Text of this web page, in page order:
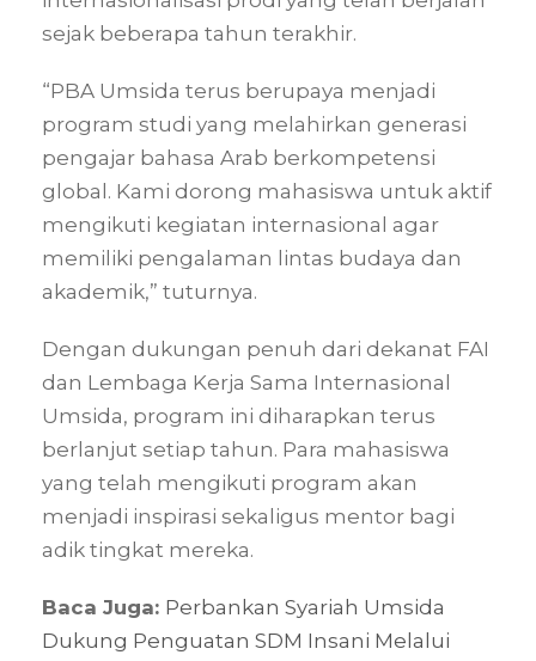
sejak beberapa tahun terakhir.
“PBA Umsida terus berupaya menjadi
program studi yang melahirkan generasi
pengajar bahasa Arab berkompetensi
global. Kami dorong mahasiswa untuk aktif
mengikuti kegiatan internasional agar
memiliki pengalaman lintas budaya dan
akademik,” tuturnya.
Dengan dukungan penuh dari dekanat FAI
dan Lembaga Kerja Sama Internasional
Umsida, program ini diharapkan terus
berlanjut setiap tahun. Para mahasiswa
yang telah mengikuti program akan
menjadi inspirasi sekaligus mentor bagi
adik tingkat mereka.
Baca Juga: Perbankan Syariah Umsida
Dukung Penguatan SDM Insani Melalui